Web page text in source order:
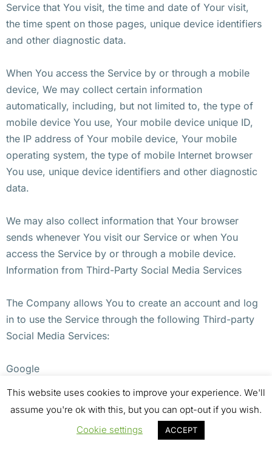
Service that You visit, the time and date of Your visit,
the time spent on those pages, unique device identifiers
and other diagnostic data.
When You access the Service by or through a mobile
device, We may collect certain information
automatically, including, but not limited to, the type of
mobile device You use, Your mobile device unique ID,
the IP address of Your mobile device, Your mobile
operating system, the type of mobile Internet browser
You use, unique device identifiers and other diagnostic
data.
We may also collect information that Your browser
sends whenever You visit our Service or when You
access the Service by or through a mobile device.
Information from Third-Party Social Media Services
The Company allows You to create an account and log
in to use the Service through the following Third-party
Social Media Services:
Google
If You decide to register through or otherwise grant us
This website uses cookies to improve your experience. We'll
assume you're ok with this, but you can opt-out if you wish.
Cookie settings
ACCEPT